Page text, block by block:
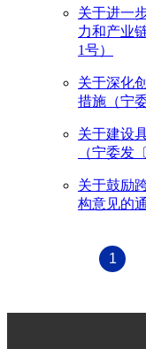
关于进一
力和产业
1号）
关于深化
措施（宁
关于建设
（宁委发
关于鼓励
构意见的
1